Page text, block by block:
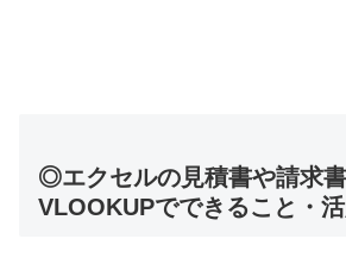
◎エクセルの見積書や請求書
VLOOKUPでできること・